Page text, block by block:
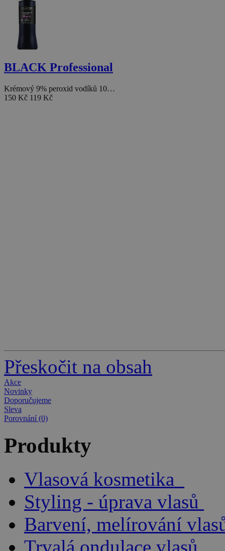
BLACK Professional
Krémový 9% peroxid vodíků 10…
150 Kč 119 Kč
Přeskočit na obsah
Akce
Novinky
Doporučujeme
Sleva
Porovnání (0)
Produkty
Vlasová kosmetika
Styling - úprava vlasů
Barvení, melírování